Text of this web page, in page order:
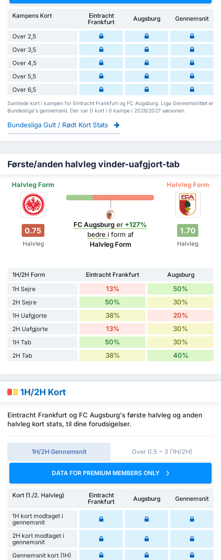
Kampens Kort
Eintracht
Frankfurt
Augsburg Gennemsnit
Over 2,5
Over 3,5
Over 4,5
Over 5,5
Over 6,5
Samlede kort i kampen for Eintracht Frankfurt og FC Augsburg. Liga Gennemsnittet er
Bundesliga's gennemsnit. Der var 0 kort i 0 kampe i 2026/2027 sæsonen.
Bundesliga Gult / Rødt Kort Stats
Første/anden halvleg vinder-uafgjort-tab
Halvleg Form Halvleg Form
0.75
Halvleg
FC Augsburg er +127%
bedre i form af
Halvleg Form
1.70
Halvleg
1H/2H Form Eintracht Frankfurt
Augsburg
1H Sejre
13% 50%
2H Sejre 50% 30%
1H Uafgjorte 38% 20%
2H Uafgjorte 13% 30%
1H Tab 50% 30%
2H Tab 38% 40%
1H/2H Kort
Eintracht Frankfurt og FC Augsburg's første halvleg og anden
halvleg kort stats, til dine forudsigelser.
1H/2H Gennemsnit Over 0.5 ~ 3 (1H/2H)
DATA FOR PREMIUM MEMBERS ONLY
Kort (1./2. Halvleg)
Eintracht
Frankfurt
Augsburg Gennemsnit
1H kort modtaget i
gennemsnit
2H kort modtaget i
gennemsnit
Gennemsnit kort (1H)